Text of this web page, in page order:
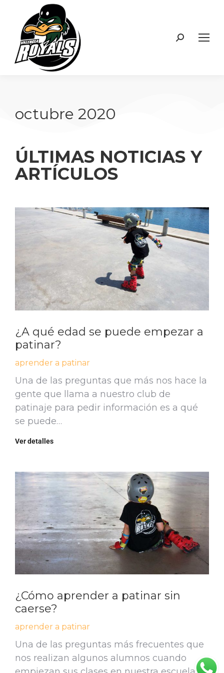
octubre 2020
ÚLTIMAS NOTICIAS Y
ARTÍCULOS
¿A qué edad se puede empezar a
patinar?
aprender a patinar
Una de las preguntas que más nos hace la
gente que llama a nuestro club de
patinaje para pedir información es a qué
se puede…
Ver detalles
¿Cómo aprender a patinar sin
caerse?
aprender a patinar
Una de las preguntas más frecuentes que
nos realizan algunos alumnos cuando